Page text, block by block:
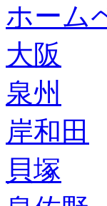
ホーム
大阪
泉州
岸和田
貝塚